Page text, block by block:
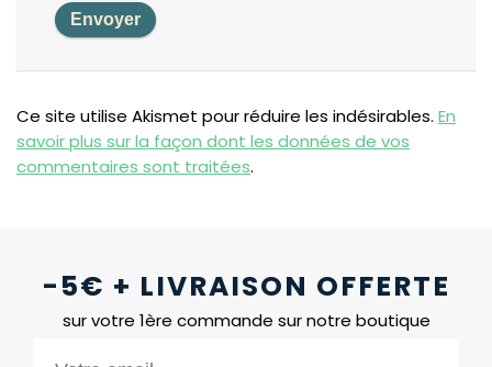
Ce site utilise Akismet pour réduire les indésirables. En
savoir plus sur la façon dont les données de vos
commentaires sont traitées.
-5€ + LIVRAISON OFFERTE
sur votre 1ère commande sur notre boutique